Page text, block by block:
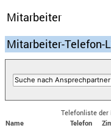
Mitarbeiter
Mitarbeiter-Telefon-
Telefonliste
Name
Telefon